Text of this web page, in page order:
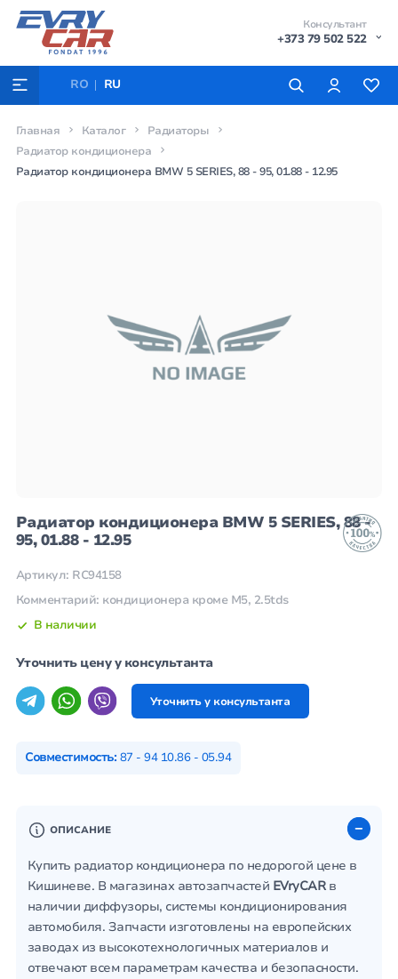
Консультант
+373 79 502 522
RO RU
Главная Каталог
Радиаторы
Радиатор кондиционера
Радиатор кондиционера BMW 5 SERIES, 88 - 95, 01.88 - 12.95
Радиатор кондиционера BMW 5 SERIES, 88 -
95, 01.88 - 12.95
Артикул: RC94158
Комментарий: кондиционера кроме M5, 2.5tds
В наличии
Уточнить цену у консультанта
Уточнить у консультанта
Совместимость: 87 - 94 10.86 - 05.94
ОПИСАНИЕ
Купить радиатор кондиционера по недорогой цене в
Кишиневе. В магазинах автозапчастей EVryCARв
наличии диффузоры, системы кондиционирования
автомобиля. Запчасти изготовлены на европейских
заводах из высокотехнологичных материалов и
отвечают всем параметрам качества и безопасности.